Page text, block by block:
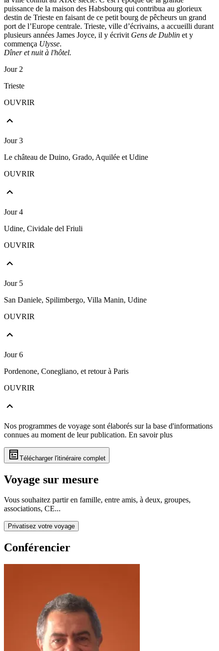
puissance de la maison des Habsbourg qui contribua au glorieux
destin de Trieste en faisant de ce petit bourg de pêcheurs un grand
port de l’Europe centrale. Trieste, ville d’écrivains, a accueilli durant
plusieurs années James Joyce, il y écrivit Gens de Dublin et y
commença Ulysse.
Dîner et nuit à l'hôtel.
Jour 2
Trieste
OUVRIR
Jour 3
Le château de Duino, Grado, Aquilée et Udine
OUVRIR
Jour 4
Udine, Cividale del Friuli
OUVRIR
Jour 5
San Daniele, Spilimbergo, Villa Manin, Udine
OUVRIR
Jour 6
Pordenone, Conegliano, et retour à Paris
OUVRIR
Nos programmes de voyage sont élaborés sur la base d'informations
connues au moment de leur publication. En savoir plus
Télécharger l'itinéraire complet
Voyage sur mesure
Vous souhaitez partir en famille, entre amis, à deux, groupes,
associations, CE...
Privatisez votre voyage
Conférencier